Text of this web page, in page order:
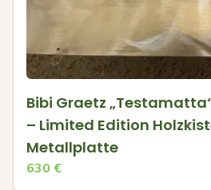
Bibi Graetz
– Limited Edition
Metallplatte
630 €